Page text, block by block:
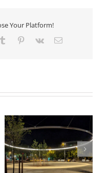
Your Platform!
Tumblr Pinterest
Vk Email
Parvis du Pont Neuf et
de La Samaritaine